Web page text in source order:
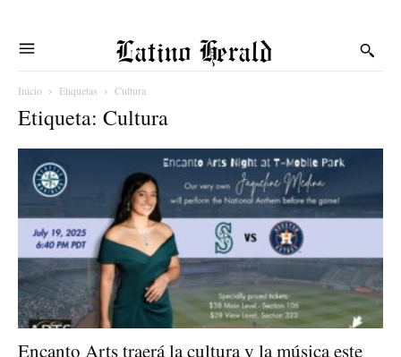
Latino Herald
Inicio Etiquetas Cultura
Etiqueta: Cultura
Encanto Arts traerá la cultura y la música este